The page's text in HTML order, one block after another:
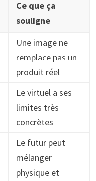
Ce que ça
souligne
Une image ne
remplace pas un
produit réel
Le virtuel a ses
limites très
concrètes
Le futur peut
mélanger
physique et